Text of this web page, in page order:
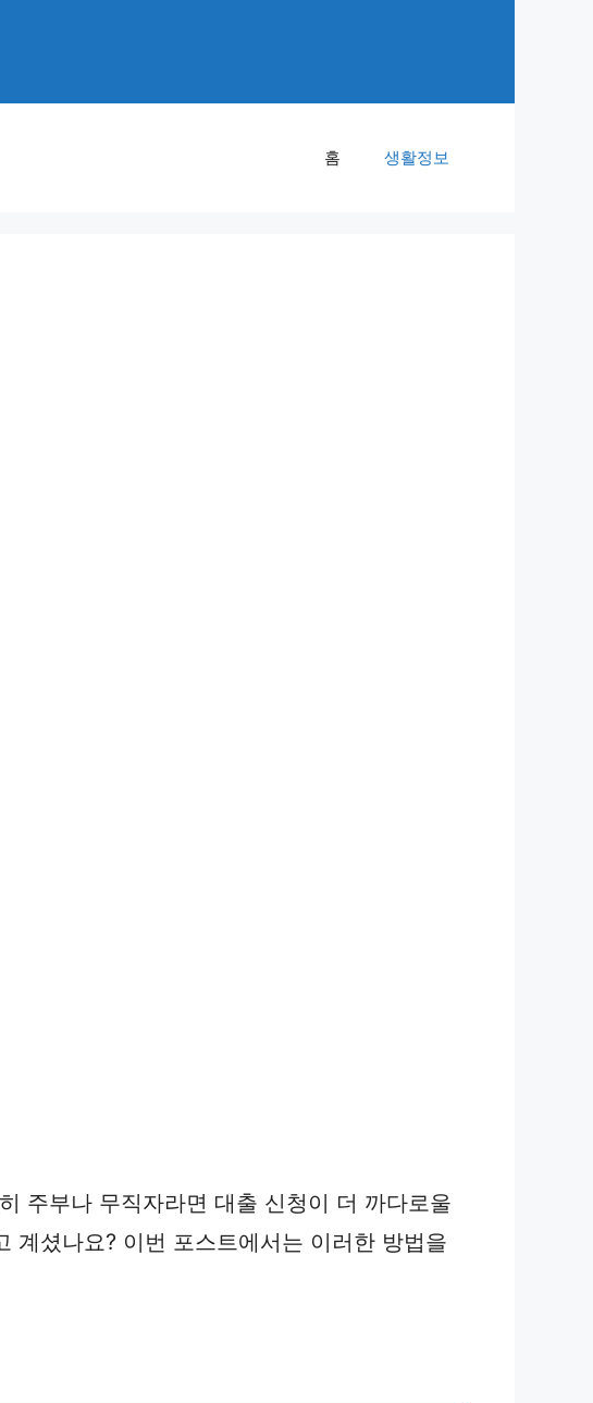
홈 생활정보
주부나 무직자라면 대출 신청이 더 까다로울
계셨나요? 이번 포스트에서는 이러한 방법을